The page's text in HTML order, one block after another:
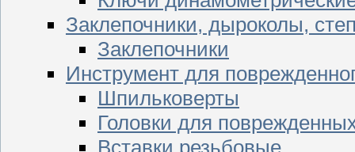
Заклепочники, дыроколы,
Заклепочники
Инструмент для
Шпильковерты
Головки для
Вставки резьбовые